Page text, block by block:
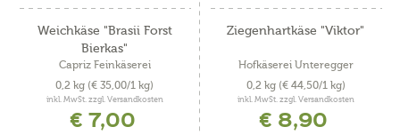
Weichkäse "Brasii Forst
Bierkas"
Capriz Feinkäserei
0,2 kg (€ 35,00/1 kg)
inkl. MwSt. zzgl. Versandkosten
€ 7,00
Ziegenhartkäse "Viktor"
Hofkäserei Unteregger
0,2 kg (€ 44,50/1 kg)
inkl. MwSt. zzgl. Versandkosten
€ 8,90